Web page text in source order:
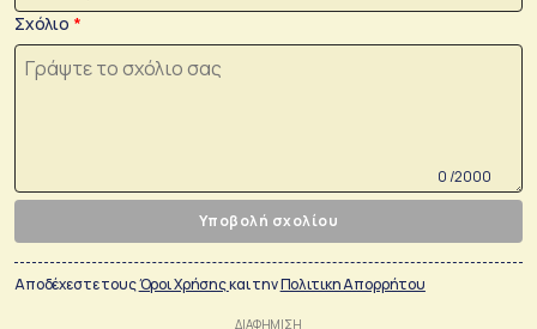
Σχόλιο
0 /2000
Υποβολή σχολίου
Αποδέχεστε τουςΌροι Χρήσηςκαι τηνΠολιτικη Απορρήτου